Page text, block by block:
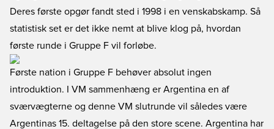
Deres første opgør fandt sted i 1998 i en venskabskamp. Så
statistisk set er det ikke nemt at blive klog på, hvordan
første runde i Gruppe F vil forløbe.
Første nation i Gruppe F behøver absolut ingen
introduktion. I VM sammenhæng er Argentina en af
sværvægterne og denne VM slutrunde vil således være
Argentinas 15. deltagelse på den store scene. Argentina har